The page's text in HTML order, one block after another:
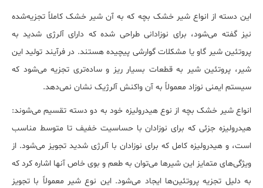
این دسته از انواع شیر خشک بچه که به آن شیر خشک کاملاً تجزیه‌شده
نیز گفته می‌شود، برای نوزادانی طراحی شده که دارای آلرژی شدید به
پروتئین شیر گاو یا مشکلات گوارشی پیچیده هستند. در فرآیند تولید این
شیر، پروتئین شیر به قطعات بسیار ریز و ساده‌تری تجزیه می‌شود که
سیستم ایمنی نوزاد معمولاً به آن واکنش آلرژیک نشان نمی‌دهد.
انواع شیر خشک بچه از نوع هیدرولیزه خود به دو دسته تقسیم می‌شوند:
هیدرولیزه جزئی که برای نوزادان با حساسیت خفیف تا متوسط مناسب
است، و هیدرولیزه کامل که برای نوزادان با آلرژی شدید تجویز می‌شود. از
ویژگی‌های متمایز این شیرها می‌توان به طعم و بوی خاص آنها اشاره کرد که
به دلیل تجزیه پروتئین‌ها ایجاد می‌شود. این نوع شیر معمولاً با تجویز